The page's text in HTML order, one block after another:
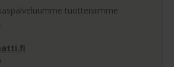
tuotteisiimme